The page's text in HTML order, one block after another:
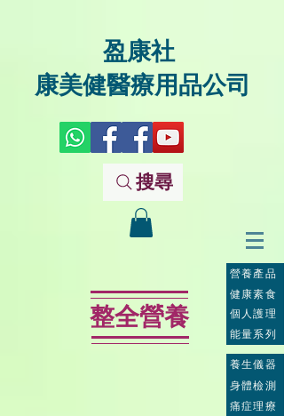
盈康社
康美健醫療用品公司
搜尋
整全營養
營養產品
個人護理
能量系列
健康素食
養生儀器
身體檢測
痛症理療